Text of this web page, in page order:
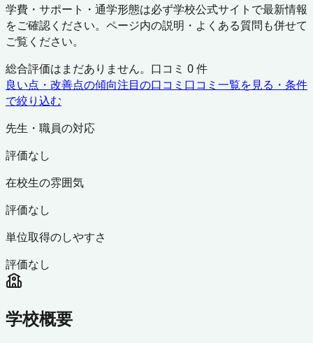
学費・サポート・通学形態は必ず学校公式サイトで最新情報
をご確認ください。ページ内の説明・よくある質問も併せて
ご覧ください。
総合評価はまだありません。口コミ 0件
良い点・改善点の傾向注目の口コミ 口コミ一覧を見る・条件
で絞り込む
先生・職員の対応
評価なし
在校生の雰囲気
評価なし
単位取得のしやすさ
評価なし
学校概要